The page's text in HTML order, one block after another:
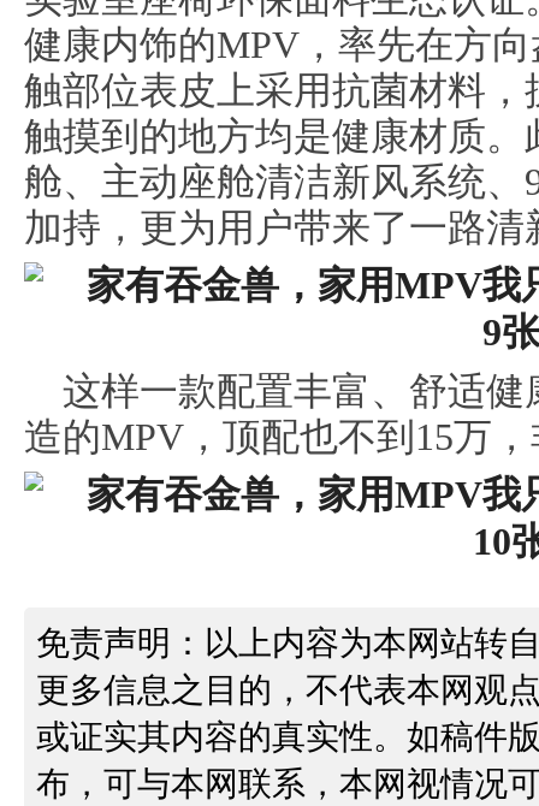
健康内饰的MPV，率先在方
触部位表皮上采用抗菌材料
触摸到的地方均是健康材质。
舱、主动座舱清洁新风系统
加持，更为用户带来了一路清
这样一款配置丰富、舒适
造的MPV，顶配也不到15万
免责声明：以上内容为本网站转
更多信息之目的，不代表本网观
或证实其内容的真实性。如稿件
布，可与本网联系，本网视情况